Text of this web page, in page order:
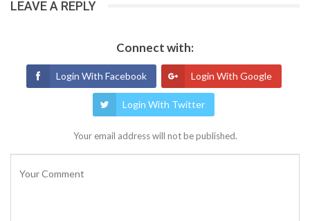
LEAVE A REPLY
Connect with:
Login With Facebook Login With Google
Login With Twitter
Your email address will not be published.